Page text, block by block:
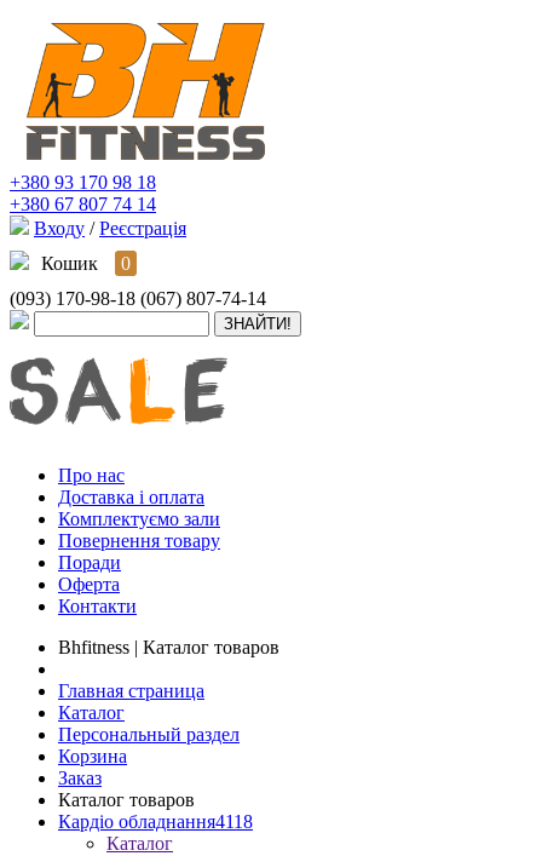
+380 93 170 98 18
+380 67 807 74 14
Входу / Реєстрація
Кошик
0
(093) 170-98-18 (067) 807-74-14
Про нас
Доставка і оплата
Комплектуємо зали
Повернення товару
Поради
Оферта
Контакти
Bhfitness | Каталог товаров
Главная страница
Каталог
Персональный раздел
Корзина
Заказ
Каталог товаров
Кардіо обладнання4118
Каталог